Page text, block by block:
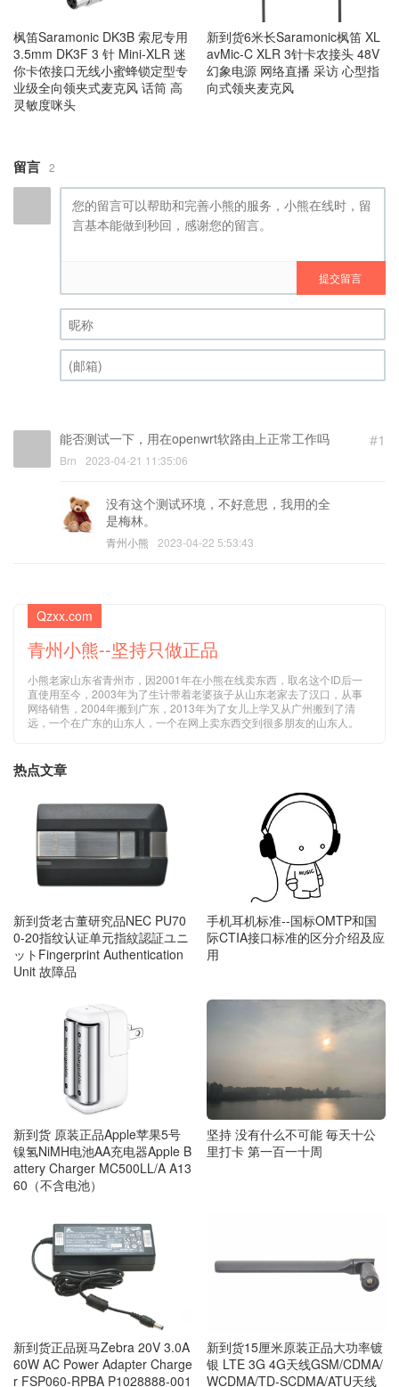
枫笛Saramonic DK3B 索尼专用
3.5mm DK3F 3 针 Mini-XLR 迷
你卡侬接口无线小蜜蜂锁定型专
业级全向领夹式麦克风 话筒 高
灵敏度咪头
新到货6米长Saramonic枫笛 XL
avMic-C XLR 3针卡农接头 48V
幻象电源 网络直播 采访 心型指
向式领夹麦克风
留言 2
提交留言
昵称 (必填)
#1
能否测试一下，用在openwrt软路由上正常工作吗
Brn 2023-04-21 11:35:06
没有这个测试环境，不好意思，我用的全
是梅林。
青州小熊 2023-04-22 5:53:43
Qzxx.com
青州小熊--坚持只做正品
小熊老家山东省青州市，因2001年在小熊在线卖东西，取名这个ID后一
直使用至今，2003年为了生计带着老婆孩子从山东老家去了汉口，从事
网络销售，2004年搬到广东，2013年为了女儿上学又从广州搬到了清
远，一个在广东的山东人，一个在网上卖东西交到很多朋友的山东人。
热点文章
新到货老古董研究品NEC PU70
0-20指纹认证单元指紋認証ユニ
ットFingerprint Authentication
Unit 故障品
手机耳机标准--国标OMTP和国
际CTIA接口标准的区分介绍及应
用
新到货 原装正品Apple苹果5号
镍氢NiMH电池AA充电器Apple B
attery Charger MC500LL/A A13
60（不含电池）
坚持 没有什么不可能 毎天十公
里打卡 第一百一十周
新到货正品斑马Zebra 20V 3.0A
60W AC Power Adapter Charge
r FSP060-RPBA P1028888-001
新到货15厘米原装正品大功率镀
银 LTE 3G 4G天线GSM/CDMA/
WCDMA/TD-SCDMA/ATU天线